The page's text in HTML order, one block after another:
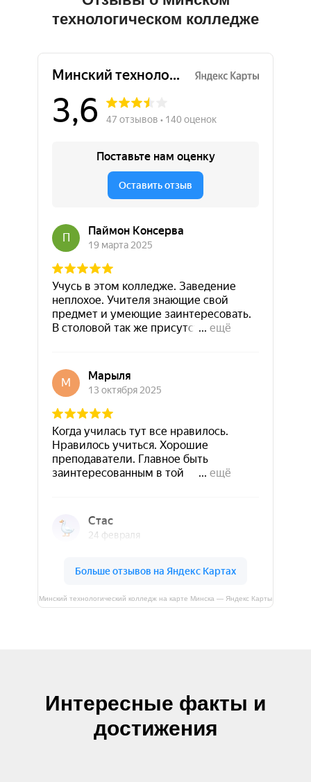
технологическом колледже
Минский технологический колледж на карте Минска — Яндекс Карты
Интересные факты и
достижения